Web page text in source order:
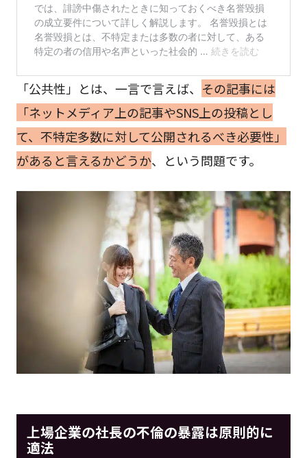
「公共性」とは、一言で言えば、 その記事には
「ネットメディア上の記事やSNS上の投稿とし
て、不特定多数に対して公開されるべき必要性」
があると言えるかどうか、という問題です。
上場企業の社長の不倫の暴露は原則的に
適法